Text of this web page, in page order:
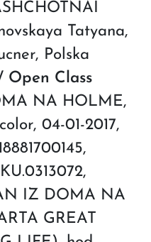
Tatyana,
Polska
Open Class
NA HOLME,
04-01-2017,
IZ DOMA NA
GREAT